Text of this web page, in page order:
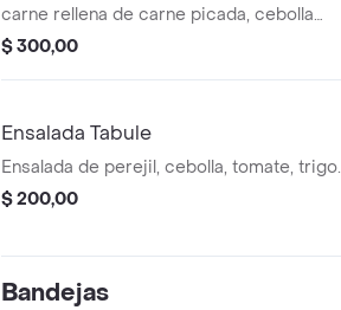
carne rellena de carne picada, cebolla
con salsa a elección.
$ 300,00
Ensalada Tabule
Ensalada de perejil, cebolla, tomate, trigo.
$ 200,00
Bandejas